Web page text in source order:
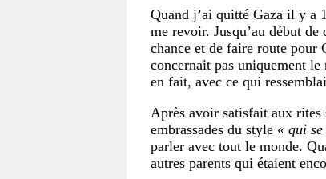
Quand j’ai quitté Gaza il y a
me revoir. Jusqu’au début
chance et de faire route pour
concernait pas uniquement le
en fait, avec ce qui
Après avoir satisfait aux rites
embrassades du style « qui
parler avec tout le monde.
autres parents qui étaient